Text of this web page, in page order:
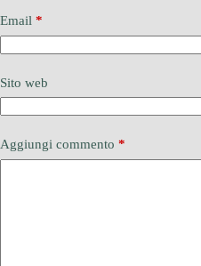
Email *
Sito web
Aggiungi commento *